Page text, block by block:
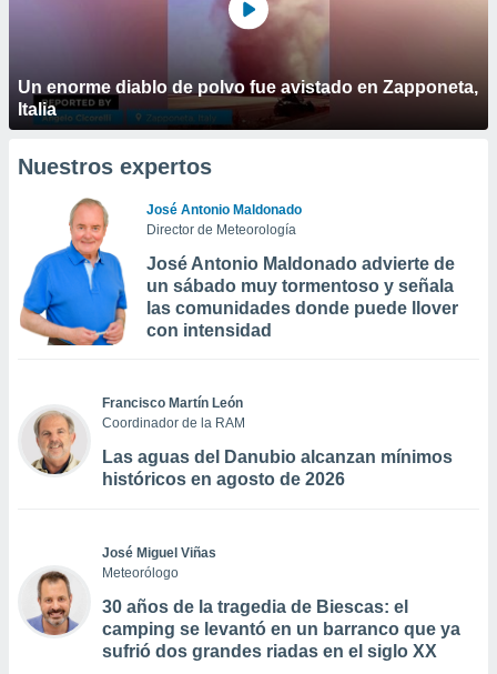
Un enorme diablo de polvo fue avistado en Zapponeta,
Italia
Nuestros expertos
José Antonio Maldonado
Director de Meteorología
José Antonio Maldonado advierte de
un sábado muy tormentoso y señala
las comunidades donde puede llover
con intensidad
Francisco Martín León
Coordinador de la RAM
Las aguas del Danubio alcanzan mínimos
históricos en agosto de 2026
José Miguel Viñas
Meteorólogo
30 años de la tragedia de Biescas: el
camping se levantó en un barranco que ya
sufrió dos grandes riadas en el siglo XX